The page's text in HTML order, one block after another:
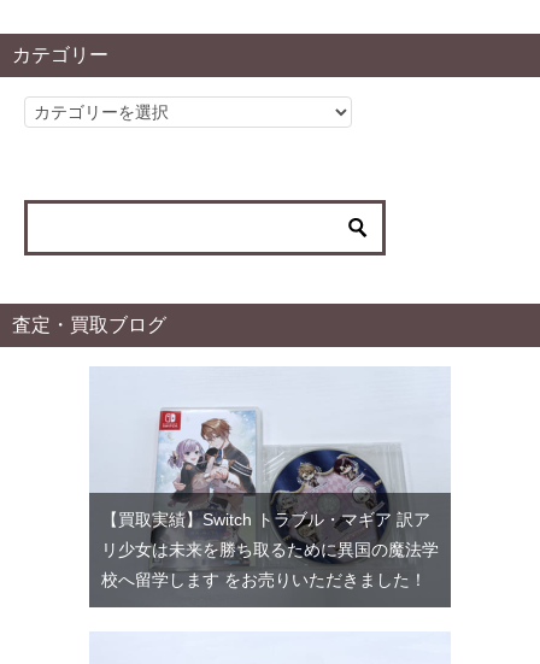
カテゴリー
カ
リ
査定・買取ブログ
【買取実績】Switch トラブル・マギア 訳ア
リ少女は未来を勝ち取るために異国の魔法学
校へ留学します をお売りいただきました！